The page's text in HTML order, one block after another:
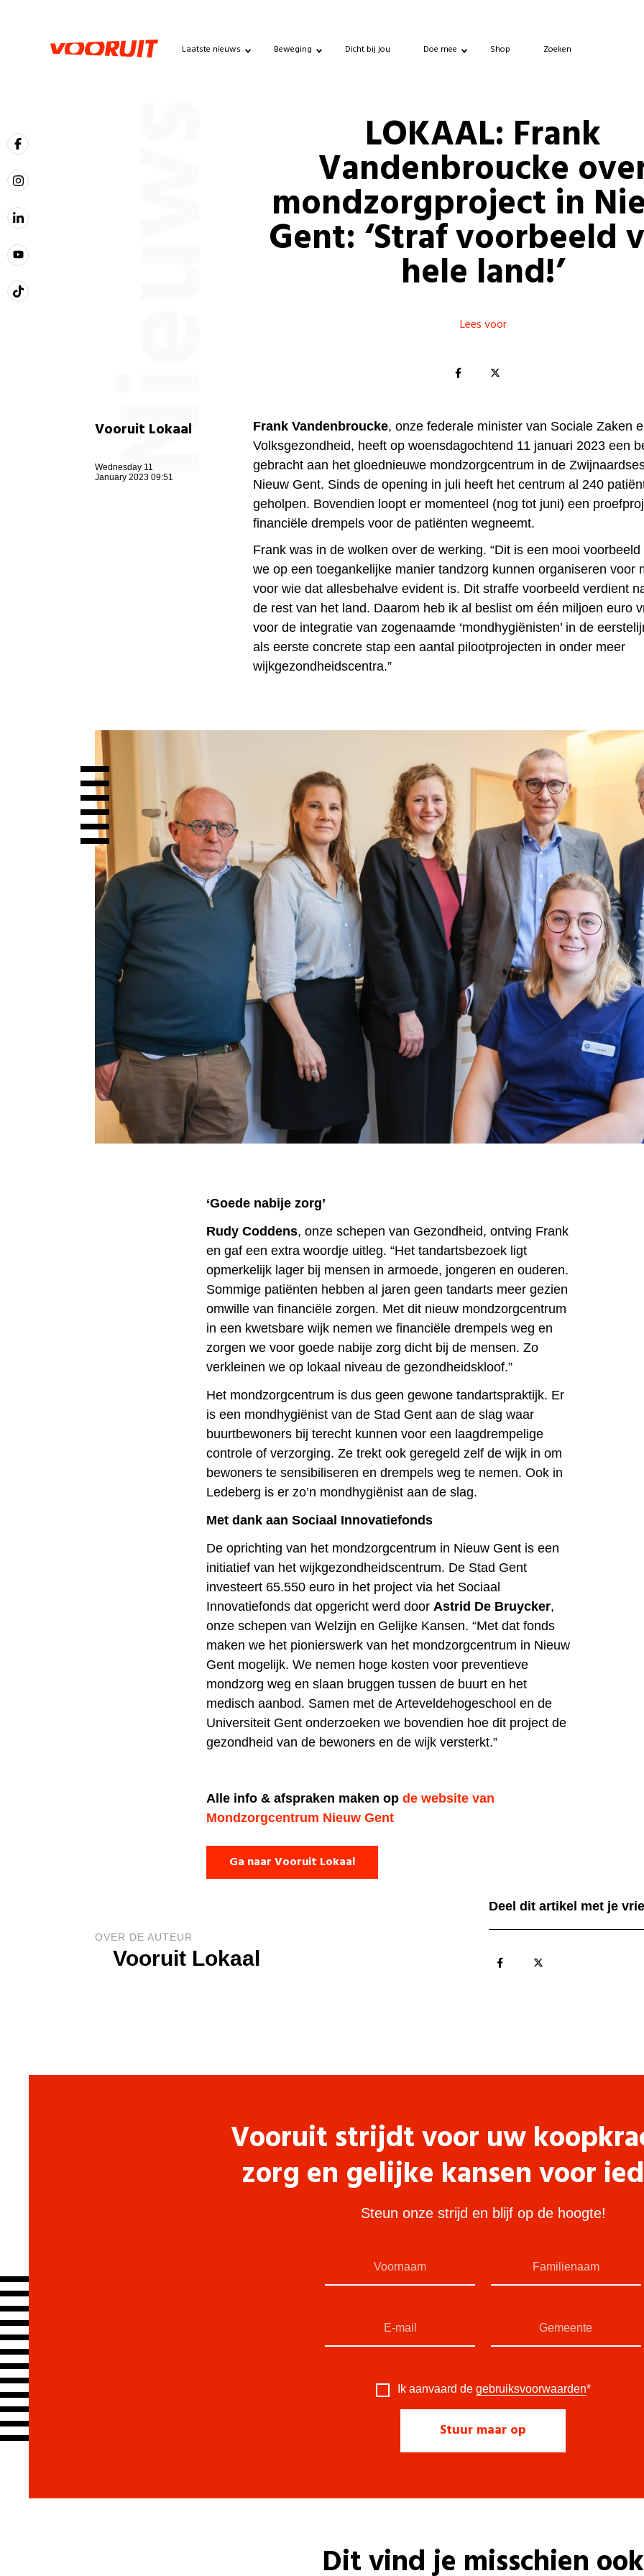
Laatste nieuws Beweging Dicht bij jou Doe mee Shop Zoeken
LOKAAL: Frank
Vandenbroucke
mondzorgproject in
Gent: ‘Straf voorbeeld
hele land!’
Lees voor
Vooruit Lokaal
Wednesday 11
January 2023 09:51
Frank Vandenbroucke, onze federale minister van Sociale Zaken
Volksgezondheid, heeft op woensdagochtend 11 januari 2023 een
gebracht aan het gloednieuwe mondzorgcentrum in de
Nieuw Gent. Sinds de opening in juli heeft het centrum al 240
geholpen. Bovendien loopt er momenteel (nog tot juni) een
financiële drempels voor de patiënten wegneemt.
Frank was in de wolken over de werking. “Dit is een mooi voorbeeld
we op een toegankelijke manier tandzorg kunnen organiseren voor
voor wie dat allesbehalve evident is. Dit straffe voorbeeld verdient
de rest van het land. Daarom heb ik al beslist om één miljoen euro
voor de integratie van zogenaamde ‘mondhygiënisten’ in de
als eerste concrete stap een aantal pilootprojecten in onder meer
wijkgezondheidscentra.”
‘Goede nabije zorg’
Rudy Coddens, onze schepen van Gezondheid, ontving Frank
en gaf een extra woordje uitleg. “Het tandartsbezoek ligt
opmerkelijk lager bij mensen in armoede, jongeren en ouderen.
Sommige patiënten hebben al jaren geen tandarts meer gezien
omwille van financiële zorgen. Met dit nieuw mondzorgcentrum
in een kwetsbare wijk nemen we financiële drempels weg en
zorgen we voor goede nabije zorg dicht bij de mensen. Zo
verkleinen we op lokaal niveau de gezondheidskloof.”
Het mondzorgcentrum is dus geen gewone tandartspraktijk. Er
is een mondhygiënist van de Stad Gent aan de slag waar
buurtbewoners bij terecht kunnen voor een laagdrempelige
controle of verzorging. Ze trekt ook geregeld zelf de wijk in om
bewoners te sensibiliseren en drempels weg te nemen. Ook in
Ledeberg is er zo’n mondhygiënist aan de slag.
Met dank aan Sociaal Innovatiefonds
De oprichting van het mondzorgcentrum in Nieuw Gent is een
initiatief van het wijkgezondheidscentrum. De Stad Gent
investeert 65.550 euro in het project via het Sociaal
Innovatiefonds dat opgericht werd doorAstrid De Bruycker,
onze schepen van Welzijn en Gelijke Kansen. “Met dat fonds
maken we het pionierswerk van het mondzorgcentrum in Nieuw
Gent mogelijk. We nemen hoge kosten voor preventieve
mondzorg weg en slaan bruggen tussen de buurt en het
medisch aanbod. Samen met de Arteveldehogeschool en de
Universiteit Gent onderzoeken we bovendien hoe dit project de
gezondheid van de bewoners en de wijk versterkt.”
Alle info & afspraken maken opde website van
Mondzorgcentrum Nieuw Gent
Ga naar Vooruit Lokaal
OVER DE AUTEUR
Vooruit Lokaal
Deel dit artikel met je
Vooruit strijdt voor uw
zorg en gelijke kansen voor
Steun onze strijd en blijf op de hoogte!
Ik aanvaard de gebruiksvoorwaarden*
Dit vind je misschien ook